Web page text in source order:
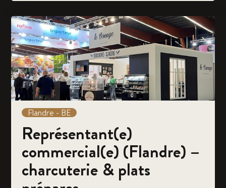
Flandre - BE
Représentant(e)
commercial(e) (Flandre) –
charcuterie & plats